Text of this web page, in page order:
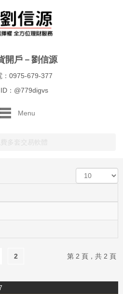
開戶－劉信源
：0975-679-377
：@779digvs
Menu
費多套交易軟體
示
目
第 2 頁，共 2 頁
2